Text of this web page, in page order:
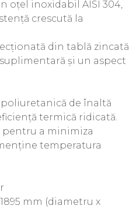
oțel inoxidabil AISI 304,
crescută la
din tablă zincată
și un aspect
de înaltă
termică ridicată.
pentru a minimiza
temperatura
mm (diametru x